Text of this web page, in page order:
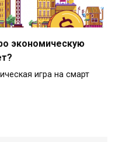
экономическую
игра на смарт